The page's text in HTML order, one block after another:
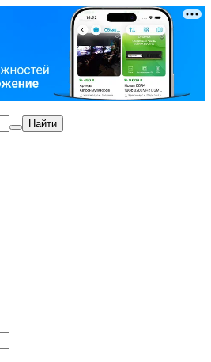
Найти